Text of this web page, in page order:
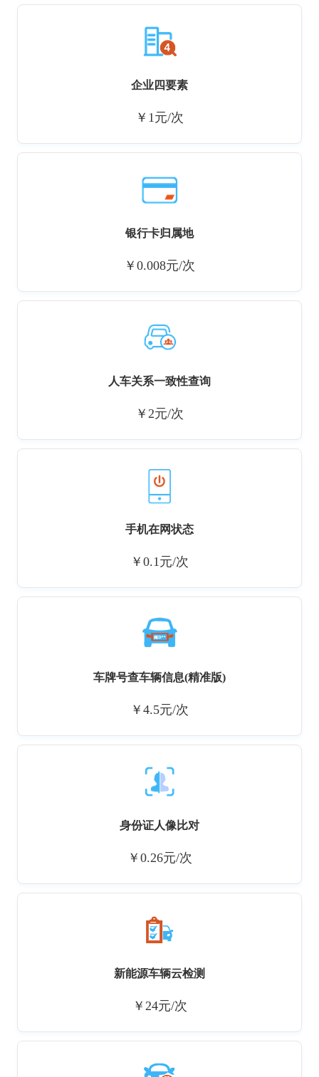
企业四要素
￥1元/次
银行卡归属地
￥0.008元/次
人车关系一致性查询
￥2元/次
手机在网状态
￥0.1元/次
车牌号查车辆信息(精准版)
￥4.5元/次
身份证人像比对
￥0.26元/次
新能源车辆云检测
￥24元/次